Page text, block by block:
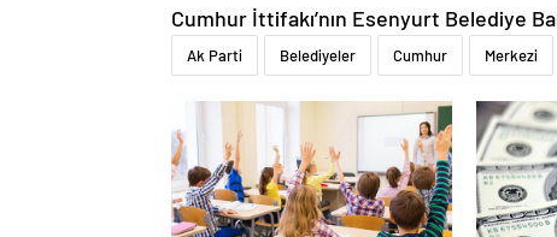
Cumhur İttifakı’nın Esenyurt Belediye
Ak Parti Belediyeler Cumhur Merkezi